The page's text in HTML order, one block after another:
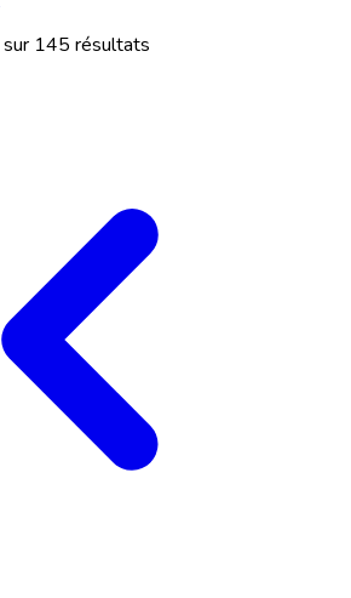
sur 145 résultats